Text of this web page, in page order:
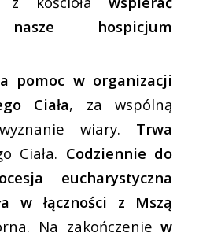
hospicjum
pomoc w organizacji
Ciała, za wspólną
wiary. Trwa
Ciała. Codziennie do
eucharystyczna
w łączności z Mszą
Na zakończeniew